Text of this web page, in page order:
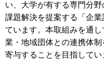
い、大学が有する専門分
課題解決を提案する「企
ています。本取組みを通
業・地域団体との連携体
寄与することを目指してい